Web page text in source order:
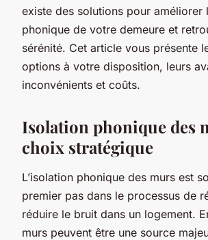
existe des solutions pour améliorer
phonique de votre demeure et
sérénité. Cet article vous présente
options à votre disposition, leurs
inconvénients et coûts.
Isolation phonique des
choix stratégique
L’isolation phonique des murs est
premier pas dans le processus de
réduire le bruit dans un logement.
murs peuvent être une source